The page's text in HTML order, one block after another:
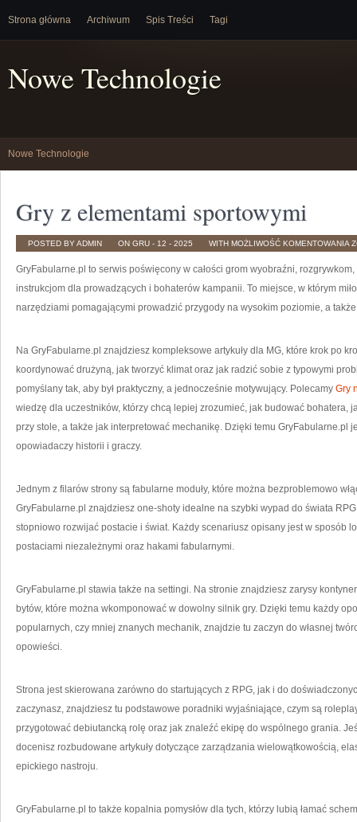
Strona główna Archiwum Spis Treści Tagi
Nowe Technologie
Nowe Technologie
Gry z elementami sportowymi
POSTED BY ADMIN ON GRU - 12 - 2025 WITH MOŻLIWOŚĆ KOMENTOWANIA
Z
GryFabularne.pl to serwis poświęcony w całości grom wyobraźni,
instrukcjom dla prowadzących i bohaterów kampanii. To miejsce, w którym
narzędziami pomagającymi prowadzić przygody na wysokim poziomie, a
Na GryFabularne.pl znajdziesz kompleksowe artykuły dla MG, które krok po
koordynować drużyną, jak tworzyć klimat oraz jak radzić sobie z typowymi
pomyślany tak, aby był praktyczny, a jednocześnie motywujący. Polecamy Gry
wiedzę dla uczestników, którzy chcą lepiej zrozumieć, jak budować bohatera,
przy stole, a także jak interpretować mechanikę. Dzięki temu GryFabularne.pl
opowiadaczy historii i graczy.
Jednym z filarów strony są fabularne moduły, które można bezproblemowo
GryFabularne.pl znajdziesz one-shoty idealne na szybki wypad do świata
stopniowo rozwijać postacie i świat. Każdy scenariusz opisany jest w sposób
postaciami niezależnymi oraz hakami fabularnymi.
GryFabularne.pl stawia także na settingi. Na stronie znajdziesz zarysy
bytów, które można wkomponować w dowolny silnik gry. Dzięki temu każdy
popularnych, czy mniej znanych mechanik, znajdzie tu zaczyn do własnej
opowieści.
Strona jest skierowana zarówno do startujących z RPG, jak i do
zaczynasz, znajdziesz tu podstawowe poradniki wyjaśniające, czym są
przygotować debiutancką rolę oraz jak znaleźć ekipę do wspólnego grania.
docenisz rozbudowane artykuły dotyczące zarządzania wielowątkowością,
epickiego nastroju.
GryFabularne.pl to także kopalnia pomysłów dla tych, którzy lubią łamać